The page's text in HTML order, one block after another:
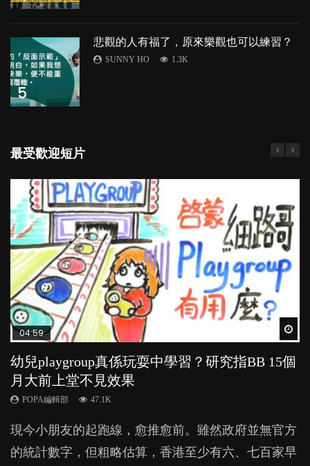
5
悲觀的人有福了，原來樂觀也可以練習？
SUNNY HO 1.3K
最受歡迎短片
04:59
幼兒playgroup真係玩耍中學習？研究指BB 15個
月大前上堂不見效果
POPA編輯部 47.1K
現今小朋友的起跑線，愈推愈前。雖然政府並無官方
的統計數字，但粗略估算，香港至少有六、七百家早
03:39
幼稚園遊戲課 如何刺激幼兒自發學習取代獎勵
與懲罰？
POPA編輯部 33.1K
由美國學者所創的 tools of the mind 課程，學生以遊
戲方式學習，學術能力和自制能力亦明顯比其他小朋
03:02
老公患產後憂鬱症對BB的影響
POPA編輯部 15.9K
鬱，影響日常生活，嚴重的甚至會有自殺，或傷害小
朋友的念頭。但為何爸爸患上產後抑鬱往往難以察
04:06
全職好？在職好？｜全職媽媽與在職媽媽的壓
力與價值
POPA編輯部 25.8K
許多媽媽心底可能都有一刻掙扎過：究竟全職好，還
是在職好。雖說每個家庭都有自己的獨特狀況和考慮
03:41
BB口腔期乜都放入口，父母該制止還是放手？
POPA編輯部 25.5K
成吮手指的習慣，大個就很難戒，但原來一刀切阻止
他們放東西入口，隨時會影響孩子的身心發展？...